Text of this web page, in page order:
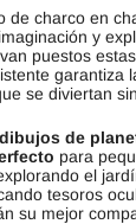
de charco en
y
puestos
garantiza
se diviertan
de
para
el
tesoros
su mejor